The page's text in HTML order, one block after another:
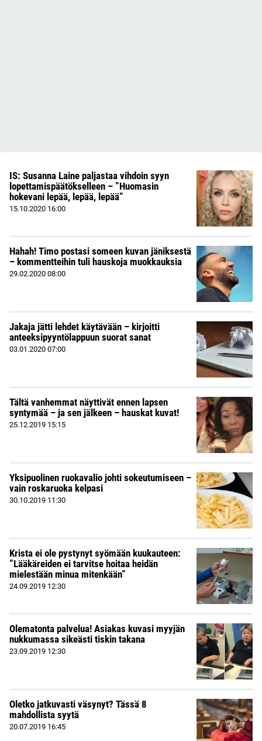
IS: Susanna Laine paljastaa vihdoin syyn
lopettamispäätökselleen – ”Huomasin
hokevani lepää, lepää, lepää”
15.10.2020 16:00
Hahah! Timo postasi someen kuvan jäniksestä
– kommentteihin tuli hauskoja muokkauksia
29.02.2020 08:00
Jakaja jätti lehdet käytävään – kirjoitti
anteeksipyyntölappuun suorat sanat
03.01.2020 07:00
Tältä vanhemmat näyttivät ennen lapsen
syntymää – ja sen jälkeen – hauskat kuvat!
25.12.2019 15:15
Yksipuolinen ruokavalio johti sokeutumiseen –
vain roskaruoka kelpasi
30.10.2019 11:30
Krista ei ole pystynyt syömään kuukauteen:
”Lääkäreiden ei tarvitse hoitaa heidän
mielestään minua mitenkään”
24.09.2019 12:30
Olematonta palvelua! Asiakas kuvasi myyjän
nukkumassa sikeästi tiskin takana
23.09.2019 12:30
Oletko jatkuvasti väsynyt? Tässä 8
mahdollista syytä
20.07.2019 16:45